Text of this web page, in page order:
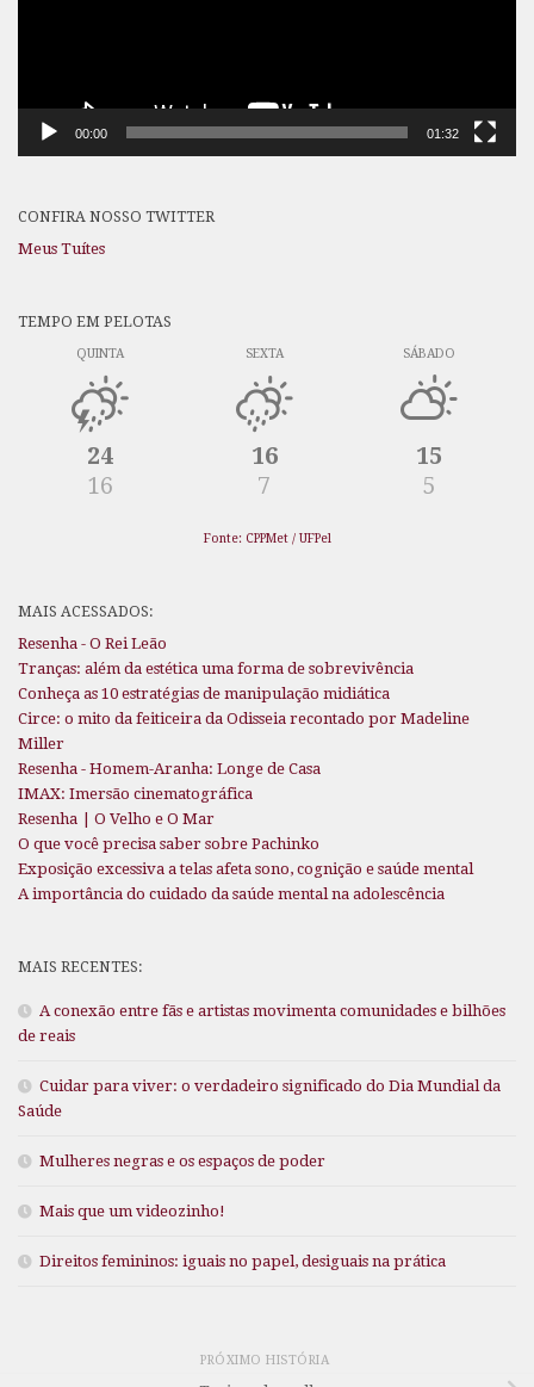
00:00 01:32
CONFIRA NOSSO TWITTER
Meus Tuítes
TEMPO EM PELOTAS
QUINTA
24
16
SEXTA
16
7
SÁBADO
15
5
Fonte: CPPMet / UFPel
MAIS ACESSADOS:
Resenha - O Rei Leão
Tranças: além da estética uma forma de sobrevivência
Conheça as 10 estratégias de manipulação midiática
Circe: o mito da feiticeira da Odisseia recontado por Madeline
Miller
Resenha - Homem-Aranha: Longe de Casa
IMAX: Imersão cinematográfica
Resenha | O Velho e O Mar
O que você precisa saber sobre Pachinko
Exposição excessiva a telas afeta sono, cognição e saúde mental
A importância do cuidado da saúde mental na adolescência
MAIS RECENTES:
A conexão entre fãs e artistas movimenta comunidades e bilhões
de reais
Cuidar para viver: o verdadeiro significado do Dia Mundial da
Saúde
Mulheres negras e os espaços de poder
Mais que um videozinho!
Direitos femininos: iguais no papel, desiguais na prática
PRÓXIMO HISTÓRIA